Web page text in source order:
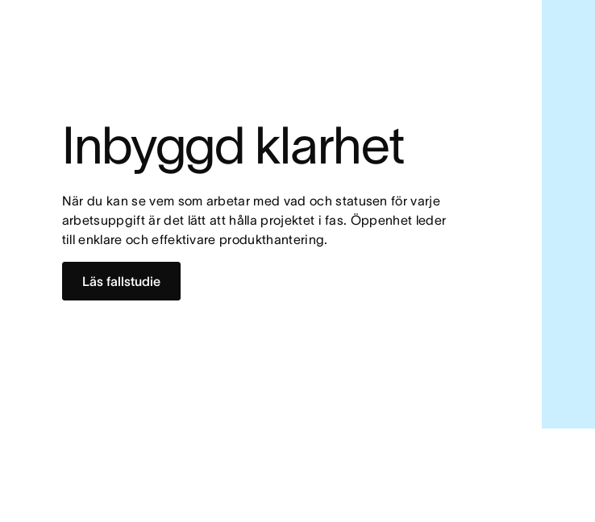
Inbyggd klarhet
När du kan se vem som arbetar med vad och statusen för varje
arbetsuppgift är det lätt att hålla projektet i fas. Öppenhet leder
till enklare och effektivare produkthantering.
Läs fallstudie